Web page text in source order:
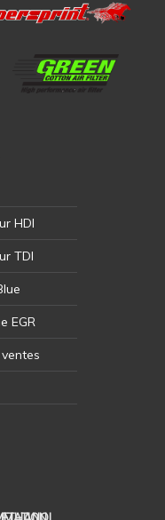
HDI
TDI
EGR
ETHANOL